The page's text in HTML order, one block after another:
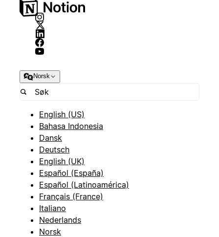
Norsk
English (US)
Bahasa Indonesia
Dansk
Deutsch
English (UK)
Español (España)
Español (Latinoamérica)
Français (France)
Italiano
Nederlands
Norsk